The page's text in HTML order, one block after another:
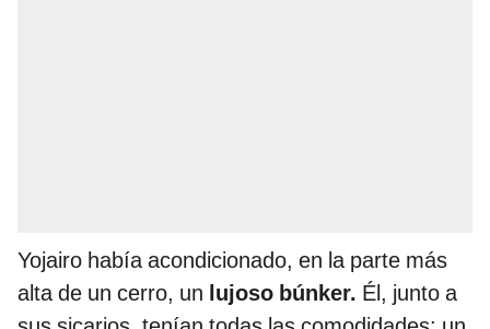
Yojairo había acondicionado, en la parte más
alta de un cerro, un lujoso búnker. Él, junto a